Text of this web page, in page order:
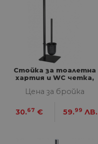
Стойка за тоалетна
хартия и WC четка,
Цена за бройка
30.67 € 59.99 ЛВ.